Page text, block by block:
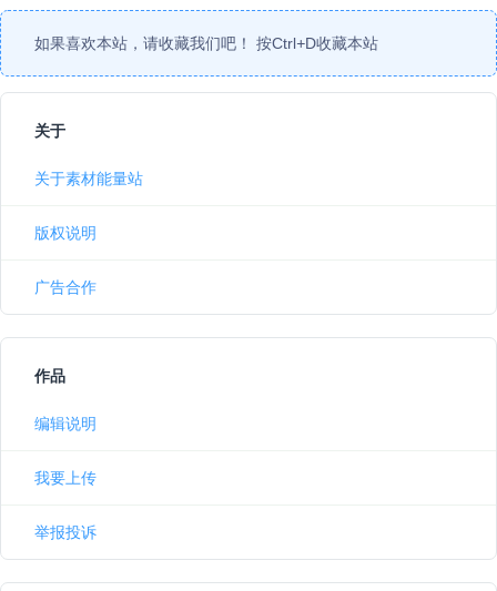
如果喜欢本站，请收藏我们吧！ 按Ctrl+D收藏本站
关于
关于素材能量站
版权说明
广告合作
作品
编辑说明
我要上传
举报投诉